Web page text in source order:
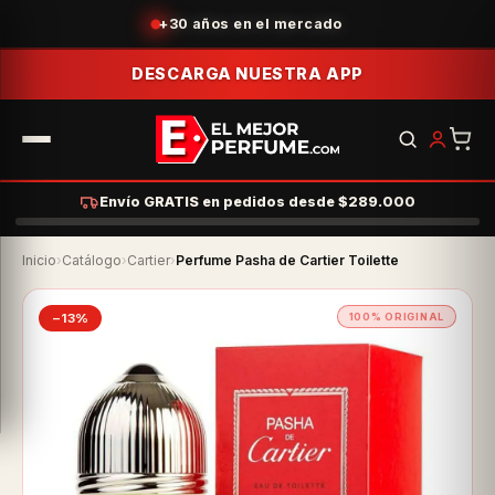
Acumula puntos con tus compras
DESCARGA NUESTRA APP
Envío GRATIS en pedidos desde $289.000
Inicio›Catálogo›Cartier›Perfume Pasha de Cartier Toilette
−13% 100% ORIGINAL